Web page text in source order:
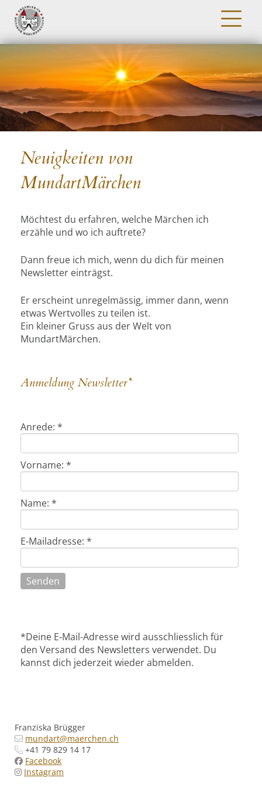
Neuigkeiten von
MundartMärchen
Möchtest du erfahren, welche Märchen ich
erzähle und wo ich auftrete?
Dann freue ich mich, wenn du dich für meinen
Newsletter einträgst.
Er erscheint unregelmässig, immer dann, wenn
etwas Wertvolles zu teilen ist.
Ein kleiner Gruss aus der Welt von
MundartMärchen.
Anmeldung Newsletter*
Anrede: *
Vorname: *
Name: *
E-Mailadresse: *
Senden
*Deine E‑Mail-Adresse wird ausschliesslich für
den Versand des Newsletters verwendet. Du
kannst dich jederzeit wieder abmelden.
Franziska Brügger
mundart@maerchen.ch
+41 79 829 14 17
Facebook
Instagram